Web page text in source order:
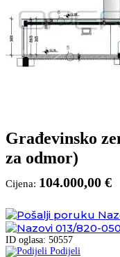
Građevinsko
za odmor)
Cijena: 104.000,00 €
013/820-050
ID oglasa: 50557
Podijeli